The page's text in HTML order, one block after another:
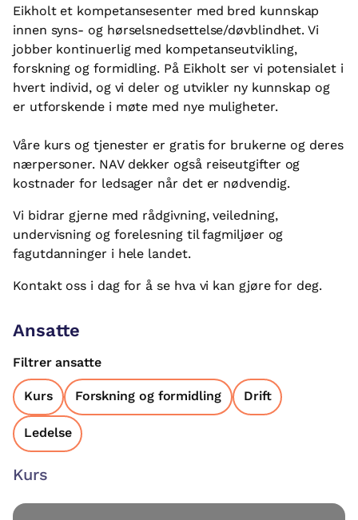
Eikholt et kompetansesenter med bred kunnskap
innen syns- og hørselsnedsettelse/døvblindhet. Vi
jobber kontinuerlig med kompetanseutvikling,
forskning og formidling. På Eikholt ser vi potensialet i
hvert individ, og vi deler og utvikler ny kunnskap og
er utforskende i møte med nye muligheter.
Våre kurs og tjenester er gratis for brukerne og deres
nærpersoner. NAV dekker også reiseutgifter og
kostnader for ledsager når det er nødvendig.
Vi bidrar gjerne med rådgivning, veiledning,
undervisning og forelesning til fagmiljøer og
fagutdanninger i hele landet.
Kontakt oss i dag for å se hva vi kan gjøre for deg.
Ansatte
Filtrer ansatte
Kurs Forskning og formidling Drift
Ledelse
Kurs